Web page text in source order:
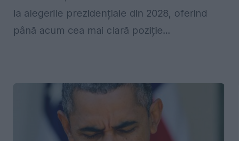
la alegerile prezidențiale din 2028, oferind
până acum cea mai clară poziție...